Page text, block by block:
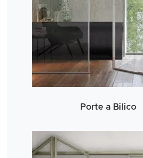
Porte a Bilico